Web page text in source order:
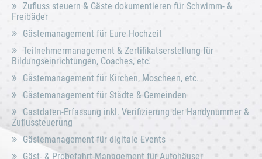
Zufluss steuern & Gäste dokumentieren für Schwimm- &
Freibäder
Gästemanagement für Eure Hochzeit
Teilnehmermanagement & Zertifikatserstellung für
Bildungseinrichtungen, Coaches, etc.
Gästemanagement für Kirchen, Moscheen, etc.
Gästemanagement für Städte & Gemeinden
Gastdaten-Erfassung inkl. Verifizierung der Handynummer &
Zuflussteuerung
Gästemanagement für digitale Events
Gäst- & Probefahrt-Management für Autohäuser